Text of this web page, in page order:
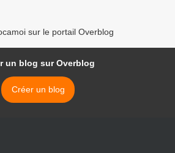
sur le portail Overblog
un blog sur Overblog
Créer un blog